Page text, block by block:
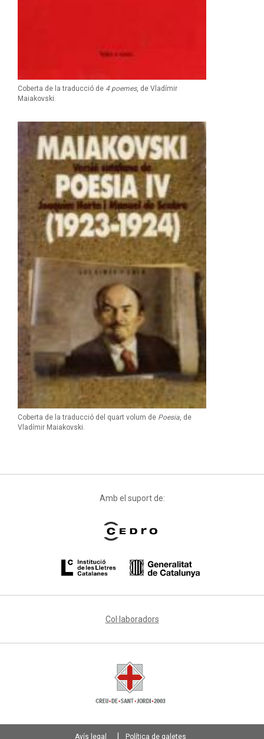
Coberta de la traducció de 4 poemes, de Vladímir
Maiakovski.
Coberta de la traducció del quart volum de Poesia, de
Vladímir Maiakovski.
Amb el suport de:
Col·laboradors
Avís legal Política de galetes